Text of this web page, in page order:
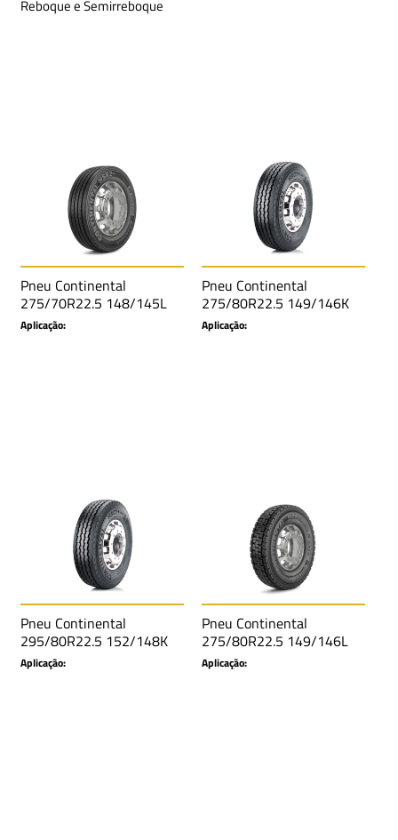
Reboque e Semirreboque
Pneu Continental
275/70R22.5 148/145L
TL HSR2 SA LRJ 18L
Aplicação:
Pneu Continental
275/80R22.5 149/146K
TL HSC1+ SA LRH 16L
M+S
Aplicação:
Pneu Continental
295/80R22.5 152/148K
TL HSC1+ SA LRH 16L
M+S
Aplicação:
Pneu Continental
275/80R22.5 149/146L
TL HDR2 SA LRH 16L M+S
Aplicação: